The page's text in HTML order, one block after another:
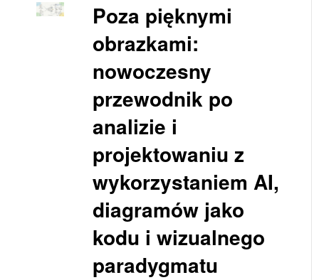
Poza pięknymi
obrazkami:
nowoczesny
przewodnik po
analizie i
projektowaniu z
wykorzystaniem AI,
diagramów jako
kodu i wizualnego
paradygmatu